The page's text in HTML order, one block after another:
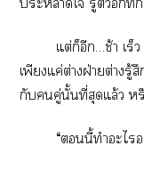
ต่​​…ช้
​ค่​ต่​ฝ่​ต่​ู้​
​​ู่​ั้​ี่​​ล้
“​​ี้​